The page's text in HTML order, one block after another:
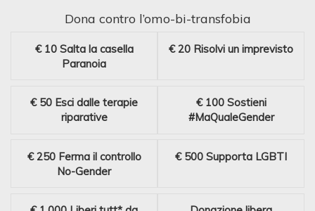
Dona contro l’omo-bi-transfobia
€ 10 Salta la casella
Paranoia
€ 20 Risolvi un imprevisto
€ 50 Esci dalle terapie
riparative
€ 100 Sostieni
#MaQualeGender
€ 250 Ferma il controllo
No-Gender
€ 500 Supporta LGBTI